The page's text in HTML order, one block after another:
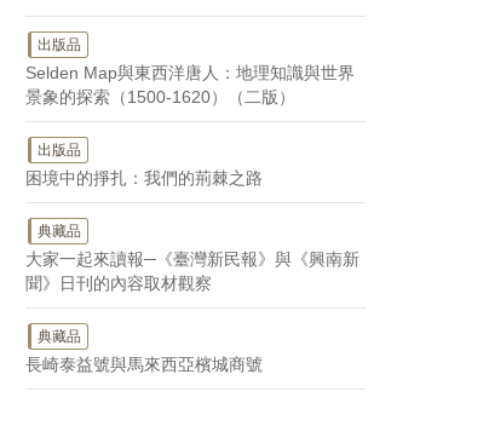
出版品
Selden Map與東西洋唐人：地理知識與世界
景象的探索（1500-1620）（二版）
出版品
困境中的掙扎：我們的荊棘之路
典藏品
大家一起來讀報─《臺灣新民報》與《興南新
聞》日刊的內容取材觀察
典藏品
長崎泰益號與馬來西亞檳城商號